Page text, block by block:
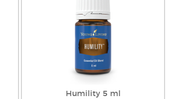
Humility 5 ml